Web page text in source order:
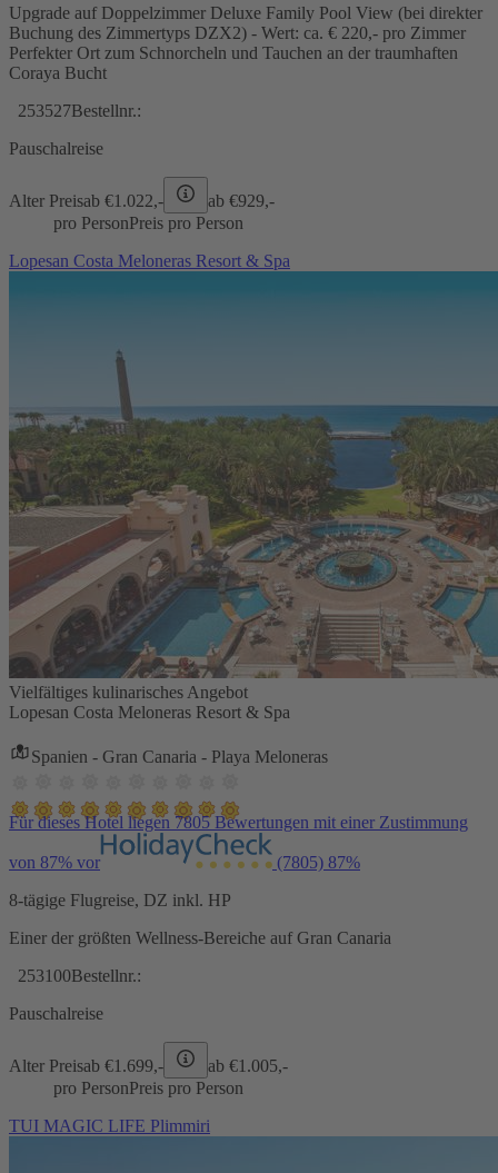
Upgrade auf Doppelzimmer Deluxe Family Pool View (bei direkter
Buchung des Zimmertyps DZX2) - Wert: ca. € 220,- pro Zimmer
Perfekter Ort zum Schnorcheln und Tauchen an der traumhaften
Coraya Bucht
253527Bestellnr.:
Pauschalreise
Alter Preisab €1.022,- ab €929,-
pro PersonPreis pro Person
Lopesan Costa Meloneras Resort & Spa
Vielfältiges kulinarisches Angebot
Lopesan Costa Meloneras Resort & Spa
Spanien - Gran Canaria - Playa Meloneras
Für dieses Hotel liegen 7805 Bewertungen mit einer Zustimmung
von 87% vor (7805) 87%
8-tägige Flugreise, DZ inkl. HP
Einer der größten Wellness-Bereiche auf Gran Canaria
253100Bestellnr.:
Pauschalreise
Alter Preisab €1.699,- ab €1.005,-
pro PersonPreis pro Person
TUI MAGIC LIFE Plimmiri